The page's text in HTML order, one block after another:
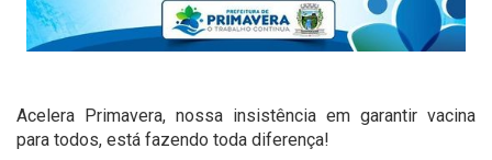
Acelera Primavera, nossa insistência em garantir vacina
para todos, está fazendo toda diferença!